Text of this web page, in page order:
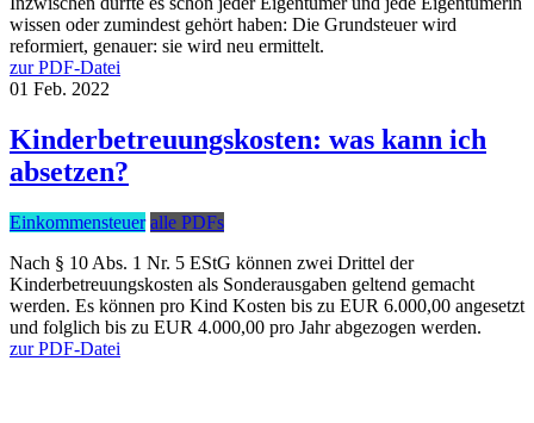
wissen oder zumindest gehört haben: Die Grundsteuer wird
reformiert, genauer: sie wird neu ermittelt.
zur PDF-Datei
01 Feb. 2022
Kinderbetreuungskosten: was kann ich
absetzen?
Einkommensteuer alle PDFs
Nach § 10 Abs. 1 Nr. 5 EStG können zwei Drittel der
Kinderbetreuungskosten als Sonderausgaben geltend gemacht
werden. Es können pro Kind Kosten bis zu EUR 6.000,00 angesetzt
und folglich bis zu EUR 4.000,00 pro Jahr abgezogen werden.
zur PDF-Datei